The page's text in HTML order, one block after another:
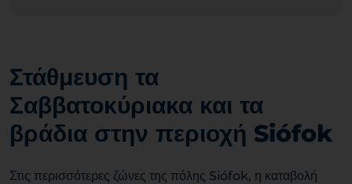
Στάθμευση τα
Σαββατοκύριακα και τα
βράδια στην περιοχή Siófok
Στις περισσότερες ζώνες της πόλης Siófok, η καταβολή